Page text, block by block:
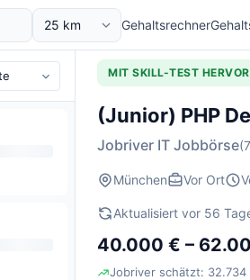
Gehaltsrechner
MIT SKILL-TEST
(Junior) PHP
Jobriver IT Jobbörse
München Vor Ort
Aktualisiert vor 56
40.000 € –
Jobriver schätzt: